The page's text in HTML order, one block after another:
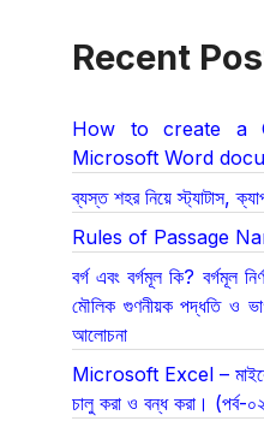
Recent
How to create a
Microsoft Word
ব্যস্ত শহর নিয়ে স্ট্যাটাস,
Rules of Passage
বর্গ এবং বর্গমূল কি? বর্গমূল
মৌলিক গুণনীয়ক পদ্ধতি ও
আলোচনা
Microsoft Excel –
চালু করা ও বন্ধ করা। (পর্ব-